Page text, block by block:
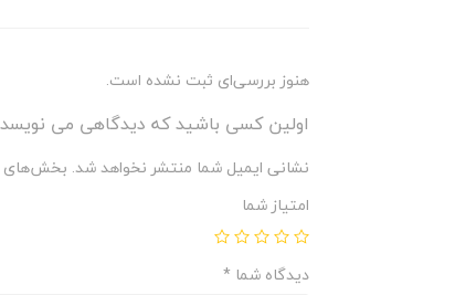
هنوز بررسی‌ای ثبت نشده است.
اولین کسی باشید که دیدگاهی می
نشانی ایمیل شما منتشر نخواهد شد. بخش‌های
امتیاز شما
دیدگاه شما *